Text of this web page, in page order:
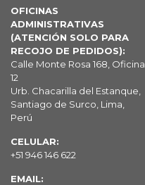
OFICINAS
ADMINISTRATIVAS
(ATENCIÓN SOLO PARA
RECOJO DE PEDIDOS):
Calle Monte Rosa 168, Oficina
12
Urb. Chacarilla del Estanque,
Santiago de Surco, Lima,
Perú
CELULAR:
+51 946 146 622
EMAIL: